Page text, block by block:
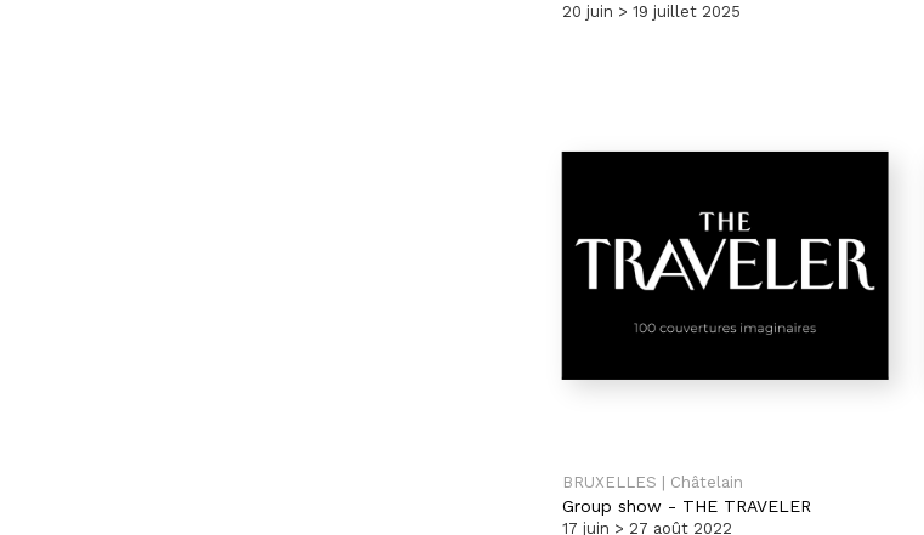
20 juin > 19 juillet 2025
BRUXELLES | Châtelain
Group show - THE TRAVELER
17 juin > 27 août 2022